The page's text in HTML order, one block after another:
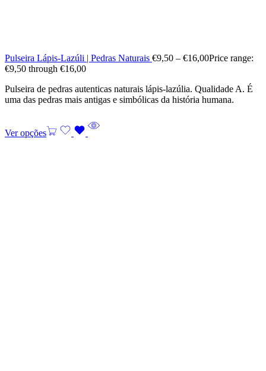
Pulseira Lápis-Lazúli | Pedras Naturais €9,50 – €16,00Price range:
€9,50 through €16,00
Pulseira de pedras autenticas naturais lápis-lazúlia. Qualidade A. É
uma das pedras mais antigas e simbólicas da história humana.
Ver opções